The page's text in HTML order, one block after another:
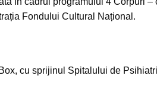
Fondului Cultural Național.
cu sprijinul Spitalului de